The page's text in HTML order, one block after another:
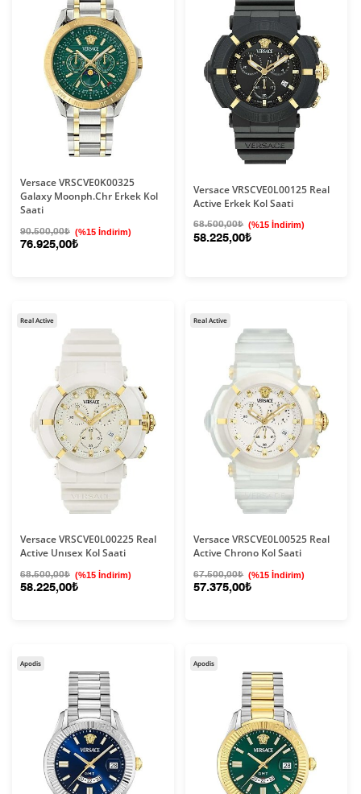
Versace VRSCVE0K00325
Galaxy Moonph.Chr Erkek Kol
Saati
90.500,00₺ (%15 İndirim)
76.925,00₺
Versace VRSCVE0L00125 Real
Active Erkek Kol Saati
68.500,00₺ (%15 İndirim)
58.225,00₺
Real Active
Versace VRSCVE0L00225 Real
Active Unısex Kol Saati
68.500,00₺ (%15 İndirim)
58.225,00₺
Real Active
Versace VRSCVE0L00525 Real
Active Chrono Kol Saati
67.500,00₺ (%15 İndirim)
57.375,00₺
Apodis Apodis